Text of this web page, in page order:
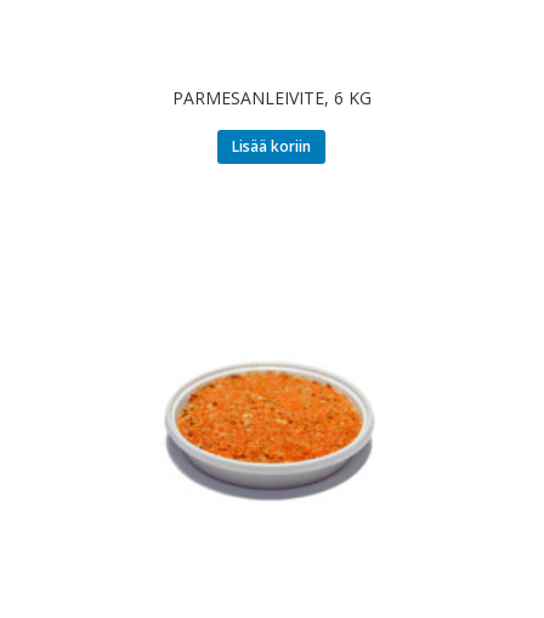
PARMESANLEIVITE, 6 KG
Lisää koriin